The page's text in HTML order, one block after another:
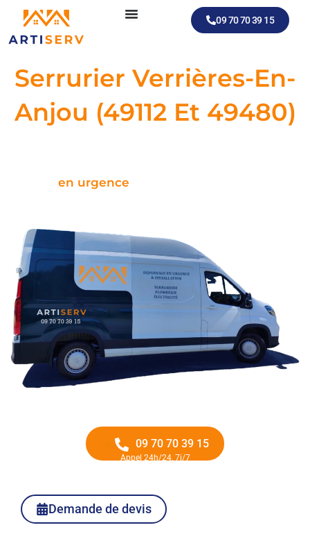
contenu
09 70 70 39 15
Serrurier Verrières-En-
Anjou (49112 Et 49480)
en urgence
09 70 70 39 15
Appel 24h/24, 7j/7
Demande de devis